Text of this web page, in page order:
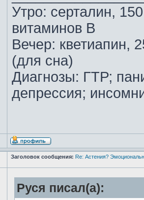
Утро: серталин,
витаминов В
Вечер: кветиапин,
(для сна)
Диагнозы: ГТР;
депрессия;
Заголовок сообщения: Re: Астения?
Руся писал(а):